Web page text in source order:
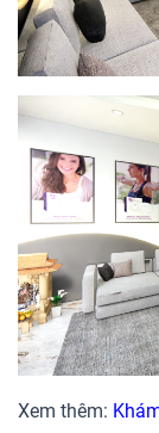
Xem thêm: